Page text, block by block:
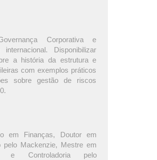
Corporativa e
Disponibilizar
a história da estrutura e
com exemplos práticos
sobre gestão de riscos
em Finanças, Doutor em
pelo Mackenzie, Mestre em
e Controladoria pelo